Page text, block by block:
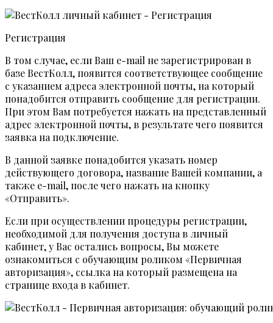
Регистрация
В том случае, если Ваш e-mail не зарегистрирован в
базе ВестКолл, появится соответствующее сообщение
с указанием адреса электронной почты, на который
понадобится отправить сообщение для регистрации.
При этом Вам потребуется нажать на представленный
адрес электронной почты, в результате чего появится
заявка на подключение.
В данной заявке понадобится указать номер
действующего договора, название Вашей компании, а
также e-mail, после чего нажать на кнопку
«Отправить».
Если при осуществлении процедуры регистрации,
необходимой для получения доступа в личный
кабинет, у Вас остались вопросы, Вы можете
ознакомиться с обучающим роликом «Первичная
авторизация», ссылка на который размещена на
странице входа в кабинет.